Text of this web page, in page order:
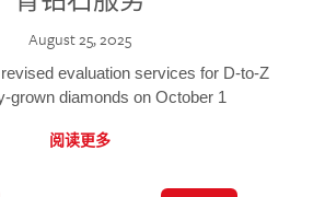
August 25, 2025
evaluation services for D-to-Z
grown diamonds on October 1
阅读更多